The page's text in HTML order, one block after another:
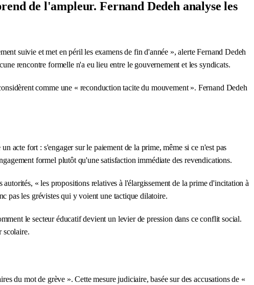
de l'ampleur. Fernand Dedeh analyse les
suivie et met en péril les examens de fin d'année », alerte Fernand Dedeh
rencontre formelle n'a eu lieu entre le gouvernement et les syndicats.
comme une « reconduction tacite du mouvement ». Fernand Dedeh
acte fort : s'engager sur le paiement de la prime, même si ce n'est pas
formel plutôt qu'une satisfaction immédiate des revendications.
« les propositions relatives à l'élargissement de la prime d'incitation à
pas les grévistes qui y voient une tactique dilatoire.
le secteur éducatif devient un levier de pression dans ce conflit social.
scolaire.
du mot de grève ». Cette mesure judiciaire, basée sur des accusations de «